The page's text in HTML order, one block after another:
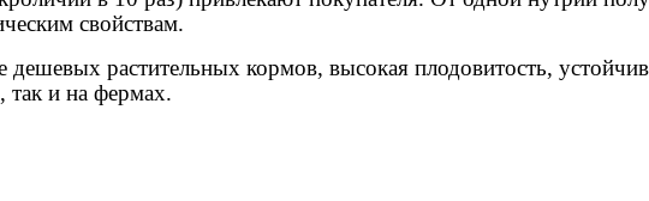
свойствам.
дешевых растительных кормов, высокая плодовитость,
так и на фермах.